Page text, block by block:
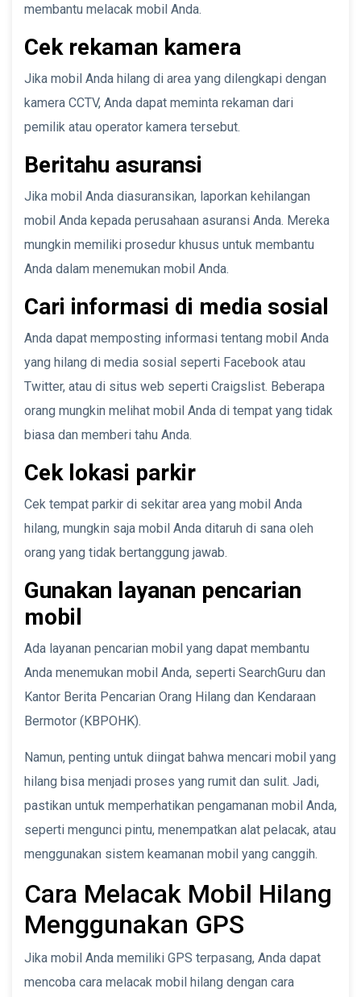
membantu melacak mobil Anda.
Cek rekaman kamera
Jika mobil Anda hilang di area yang dilengkapi dengan
kamera CCTV, Anda dapat meminta rekaman dari
pemilik atau operator kamera tersebut.
Beritahu asuransi
Jika mobil Anda diasuransikan, laporkan kehilangan
mobil Anda kepada perusahaan asuransi Anda. Mereka
mungkin memiliki prosedur khusus untuk membantu
Anda dalam menemukan mobil Anda.
Cari informasi di media sosial
Anda dapat memposting informasi tentang mobil Anda
yang hilang di media sosial seperti Facebook atau
Twitter, atau di situs web seperti Craigslist. Beberapa
orang mungkin melihat mobil Anda di tempat yang tidak
biasa dan memberi tahu Anda.
Cek lokasi parkir
Cek tempat parkir di sekitar area yang mobil Anda
hilang, mungkin saja mobil Anda ditaruh di sana oleh
orang yang tidak bertanggung jawab.
Gunakan layanan pencarian
mobil
Ada layanan pencarian mobil yang dapat membantu
Anda menemukan mobil Anda, seperti SearchGuru dan
Kantor Berita Pencarian Orang Hilang dan Kendaraan
Bermotor (KBPOHK).
Namun, penting untuk diingat bahwa mencari mobil yang
hilang bisa menjadi proses yang rumit dan sulit. Jadi,
pastikan untuk memperhatikan pengamanan mobil Anda,
seperti mengunci pintu, menempatkan alat pelacak, atau
menggunakan sistem keamanan mobil yang canggih.
Cara Melacak Mobil Hilang
Menggunakan GPS
Jika mobil Anda memiliki GPS terpasang, Anda dapat
mencoba cara melacak mobil hilang dengan cara